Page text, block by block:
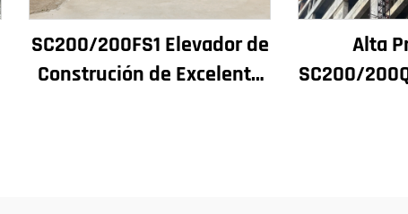
SC200/200FS1 Elevador de
Construción de Excelente
Alta
SC200/